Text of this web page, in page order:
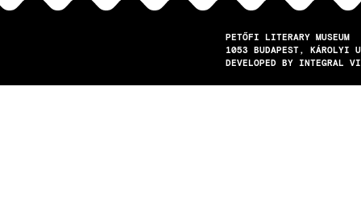
PETŐFI LITERARY MUSEUM
1053
BUDAPEST
KÁROLYI
DEVELOPED BY INTEGRAL